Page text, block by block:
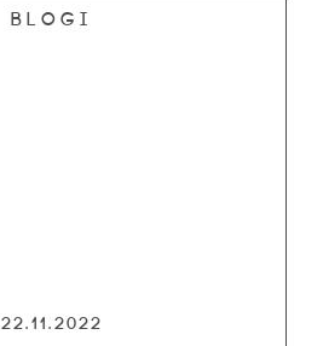
Blogi
22.11.2022